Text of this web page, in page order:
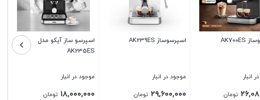
اسپرسوساز AK238EM
۲۶,۲۴۰,۰۰۰ تومان
اسپرسو ساز آیکو مدل
۲۵,۹۲۰,۰۰۰ تومان
اسپرسوساز
۲۰,۶۴۰,۰۰۰